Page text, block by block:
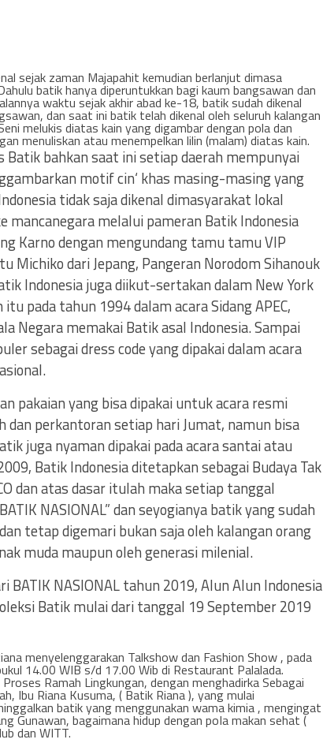
sejak zaman Majapahit kemudian berlanjut dimasa
batik hanya diperuntukkan bagi kaum bangsawan dan
waktu sejak akhir abad ke-18, batik sudah dikenal
dan saat ini batik telah dikenal oleh seluruh kalangan
melukis diatas kain yang digambar dengan pola dan
menuliskan atau menempelkan lilin (malam) diatas kain.
Batik bahkan saat ini setiap daerah mempunyai
motif cin‘ khas masing-masing yang
tidak saja dikenal dimasyarakat lokal
mancanegara melalui pameran Batik Indonesia
Karno dengan mengundang tamu tamu VIP
Michiko dari Jepang, Pangeran Norodom Sihanouk
Indonesia juga diikut-sertakan dalam New York
pada tahun 1994 dalam acara Sidang APEC,
Negara memakai Batik asal Indonesia. Sampai
sebagai dress code yang dipakai dalam acara
pakaian yang bisa dipakai untuk acara resmi
dan perkantoran setiap hari Jumat, namun bisa
juga nyaman dipakai pada acara santai atau
Batik Indonesia ditetapkan sebagai Budaya Tak
dan atas dasar itulah maka setiap tanggal
NASIONAL” dan seyogianya batik yang sudah
tetap digemari bukan saja oleh kalangan orang
muda maupun oleh generasi milenial.
NASIONAL tahun 2019, Alun Alun Indonesia
Batik mulai dari tanggal 19 September 2019
menyelenggarakan Talkshow dan Fashion Show , pada
14.00 WIB s/d 17.00 Wib di Restaurant Palalada.
Ramah Lingkungan, dengan menghadirka Sebagai
Ibu Riana Kusuma, ( Batik Riana ), yang mulai
batik yang menggunakan wama kimia , mengingat
Gunawan, bagaimana hidup dengan poIa makan sehat (
dan WITT.